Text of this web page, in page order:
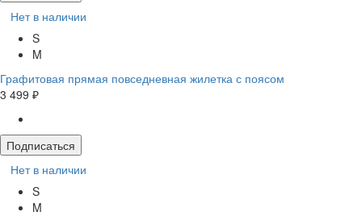
Нет в наличии
S
M
Графитовая прямая повседневная жилетка с поясом
3 499 ₽
Подписаться
Нет в наличии
S
M